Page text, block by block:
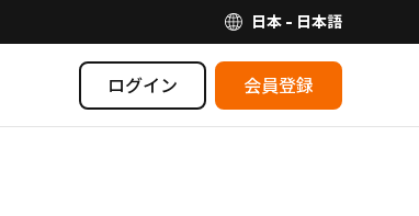
日本 - 日本語
ログイン 会員登録